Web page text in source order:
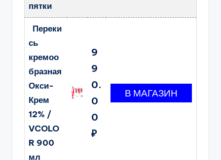
пятки
Переки
сь
кремоо
бразная
Окси-
Крем
12% /
VCOLO
R 900
мл
9
9
0.
0
0
₽